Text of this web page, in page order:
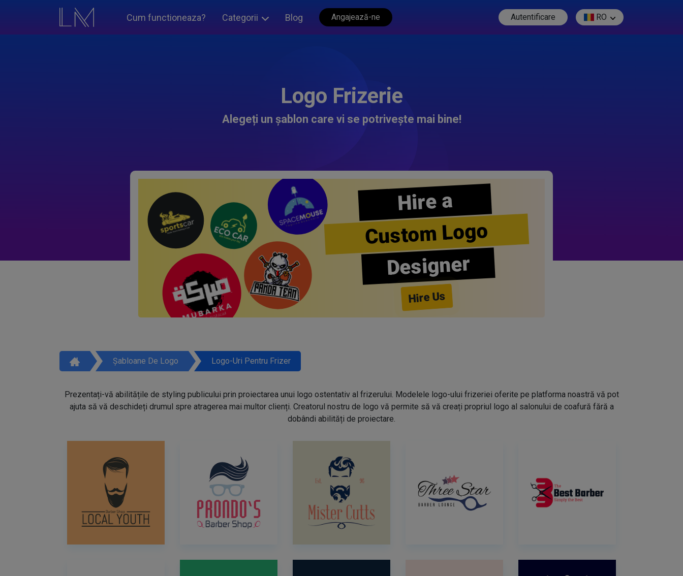
Cum functioneaza? Categorii Blog Angajează-ne Autentificare RO
Logo Frizerie
Alegeți un șablon care vi se potrivește mai bine!
Hire a
Custom Logo
Designer
Hire Us
Șabloane De Logo Logo-Uri Pentru Frizer
Prezentați-vă abilitățile de styling publicului prin proiectarea unui logo ostentativ al frizerului. Modelele logo-ului frizeriei oferite pe platforma noastră vă pot
ajuta să vă deschideți drumul spre atragerea mai multor clienți. Creatorul nostru de logo vă permite să vă creați propriul logo al salonului de coafură fără a
dobândi abilități de proiectare.